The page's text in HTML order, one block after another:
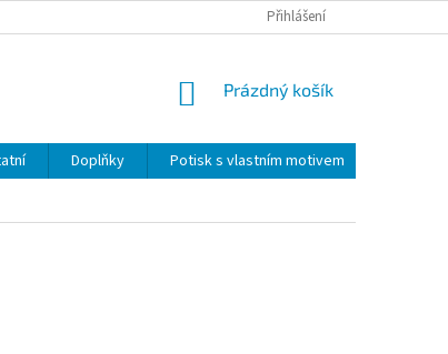
Přihlášení
NÁKUPNÍ
Prázdný košík
Doplňky Potisk s vlastním motivem